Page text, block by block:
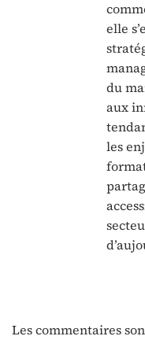
elle
du
aux
les
Les commentaires